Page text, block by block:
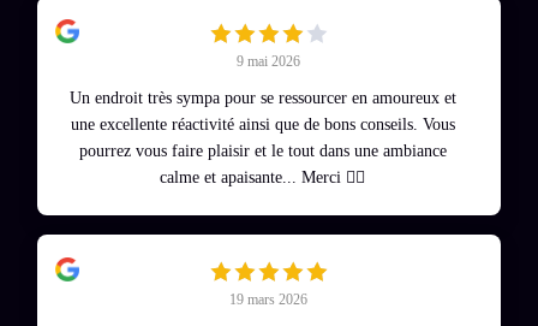
9 mai 2026
Un endroit très sympa pour se ressourcer en amoureux et
une excellente réactivité ainsi que de bons conseils. Vous
pourrez vous faire plaisir et le tout dans une ambiance
calme et apaisante... Merci 👌🏻
19 mars 2026